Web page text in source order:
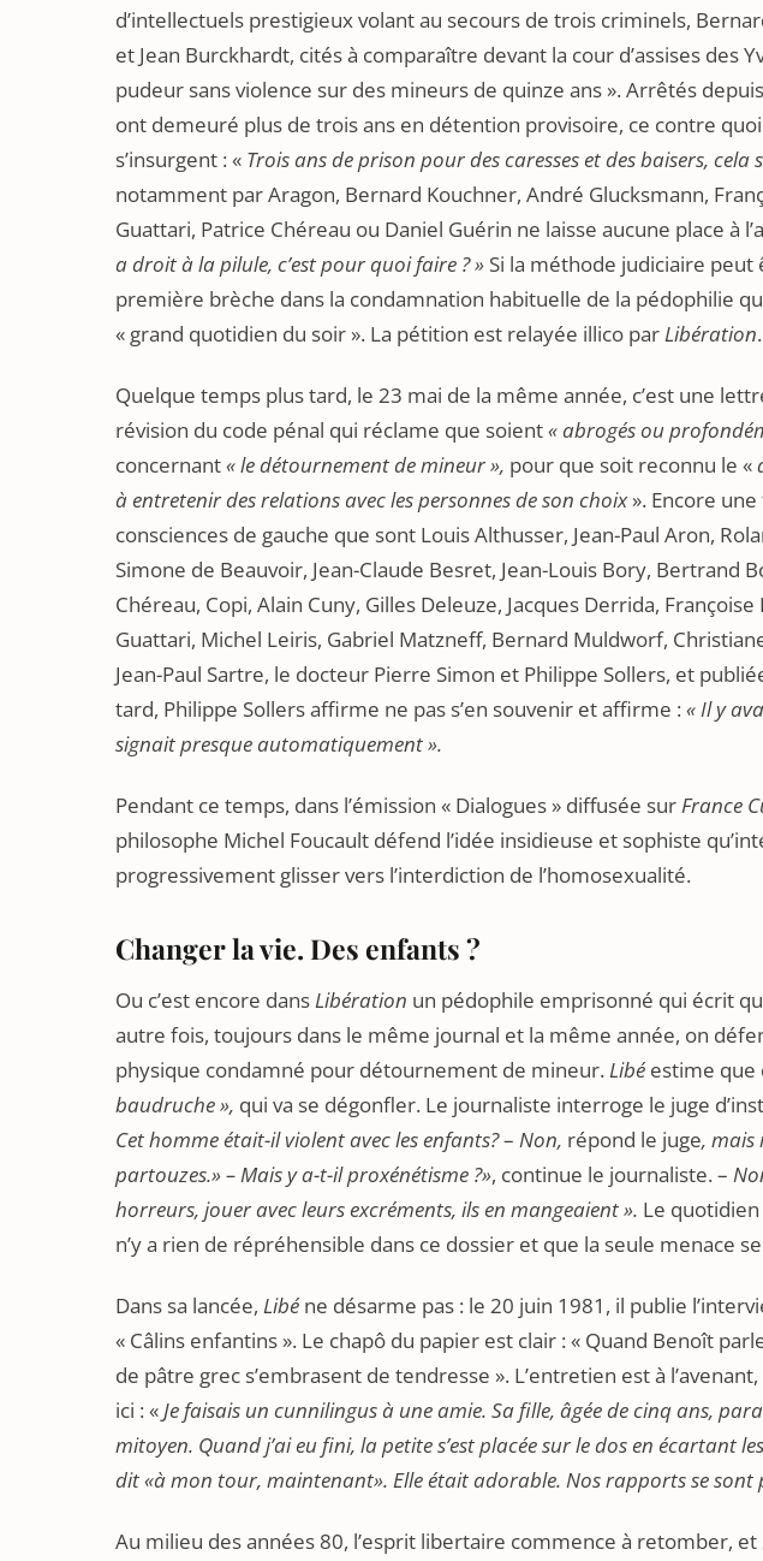
d’intellectuels prestigieux volant au secours de trois criminels,
et Jean Burckhardt, cités à comparaître devant la cour d’assises des
pudeur sans violence sur des mineurs de quinze ans ». Arrêtés
ont demeuré plus de trois ans en détention provisoire, ce contre
s’insurgent : « Trois ans de prison pour des caresses et des baisers, cela
notamment par Aragon, Bernard Kouchner, André Glucksmann,
Guattari, Patrice Chéreau ou Daniel Guérin ne laisse aucune place à
a droit à la pilule, c’est pour quoi faire ? » Si la méthode judiciaire peut
première brèche dans la condamnation habituelle de la pédophilie
« grand quotidien du soir ». La pétition est relayée illico parLibération.
Quelque temps plus tard, le 23 mai de la même année, c’est une
révision du code pénal qui réclame que soient« abrogés ou
concernant« le détournement de mineur », pour que soit reconnu le «
à entretenir des relations avec les personnes de son choix». Encore
consciences de gauche que sont Louis Althusser, Jean-Paul Aron,
Simone de Beauvoir, Jean-Claude Besret, Jean-Louis Bory, Bertrand
Chéreau, Copi, Alain Cuny, Gilles Deleuze, Jacques Derrida,
Guattari, Michel Leiris, Gabriel Matzneff, Bernard Muldworf,
Jean-Paul Sartre, le docteur Pierre Simon et Philippe Sollers, et
tard, Philippe Sollers affirme ne pas s’en souvenir et affirme :« Il y
signait presque automatiquement ».
Pendant ce temps, dans l’émission « Dialogues » diffusée surFrance
philosophe Michel Foucault défend l’idée insidieuse et sophiste
progressivement glisser vers l’interdiction de l’homosexualité.
Changer la vie. Des enfants ?
Ou c’est encore dansLibération un pédophile emprisonné qui écrit
autre fois, toujours dans le même journal et la même année, on
physique condamné pour détournement de mineur.Libé estime que
baudruche », qui va se dégonfler. Le journaliste interroge le juge
Cet homme était-il violent avec les enfants?– Non, répond le juge, mais
partouzes.» – Mais y a-t-il proxénétisme ?», continue le journaliste. –
horreurs, jouer avec leurs excréments, ils en mangeaient ». Le
n’y a rien de répréhensible dans ce dossier et que la seule menace
Dans sa lancée, Libé ne désarme pas : le 20 juin 1981, il publie
« Câlins enfantins ». Le chapô du papier est clair : « Quand Benoît
de pâtre grec s’embrasent de tendresse ». L’entretien est à
ici : «Je faisais un cunnilingus à une amie. Sa fille, âgée de cinq ans,
mitoyen. Quand j’ai eu fini, la petite s’est placée sur le dos en écartant
dit «à mon tour, maintenant». Elle était adorable. Nos rapports se
Au milieu des années 80, l’esprit libertaire commence à retomber, et